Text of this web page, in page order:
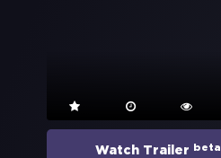
Watch Trailer beta